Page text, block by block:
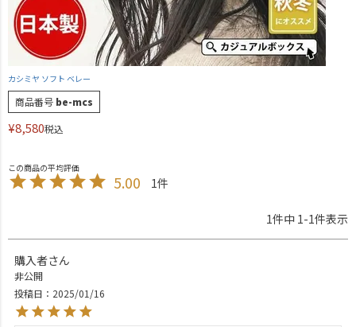
カシミヤ ソフト ベレー
商品番号 be-mcs
¥8,580税込
5.00 1
1件中 1-1件表示
購入者
非公開
投稿日
2025/01/16